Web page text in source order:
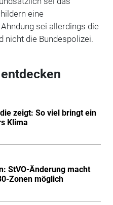
eine
sei allerdings die
nicht die Bundespolizei.
zeigt: So viel bringt ein
Klima
StVO-Änderung macht
Zonen möglich